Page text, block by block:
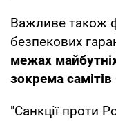
Важливе також
безпекових
межах
зокрема
"Санкції проти